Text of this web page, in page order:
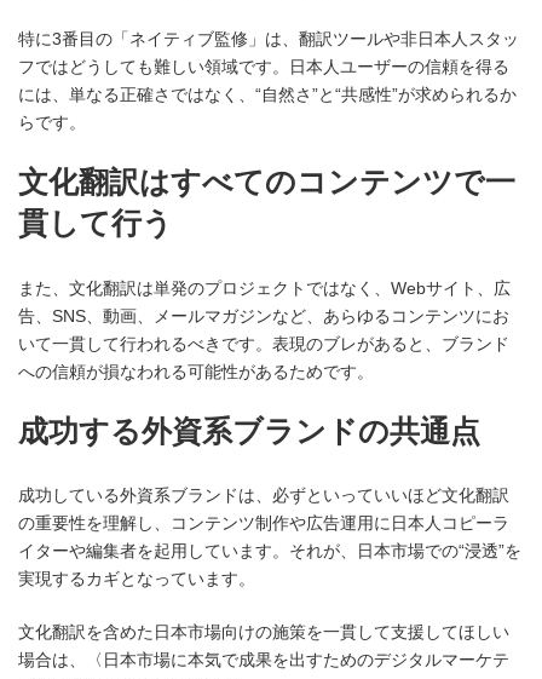
特に3番目の「ネイティブ監修」は、翻訳ツールや非日本人スタッ
フではどうしても難しい領域です。日本人ユーザーの信頼を得る
には、単なる正確さではなく、“自然さ”と“共感性”が求められるか
らです。
文化翻訳はすべてのコンテンツで一
貫して行う
また、文化翻訳は単発のプロジェクトではなく、Webサイト、広
告、SNS、動画、メールマガジンなど、あらゆるコンテンツにお
いて一貫して行われるべきです。表現のブレがあると、ブランド
への信頼が損なわれる可能性があるためです。
成功する外資系ブランドの共通点
成功している外資系ブランドは、必ずといっていいほど文化翻訳
の重要性を理解し、コンテンツ制作や広告運用に日本人コピーラ
イターや編集者を起用しています。それが、日本市場での“浸透”を
実現するカギとなっています。
文化翻訳を含めた日本市場向けの施策を一貫して支援してほしい
場合は、〈日本市場に本気で成果を出すためのデジタルマーケテ